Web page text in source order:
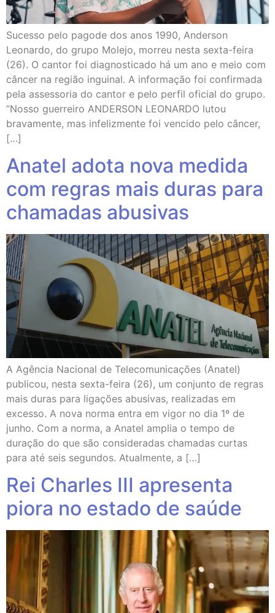
Sucesso pelo pagode dos anos 1990, Anderson
Leonardo, do grupo Molejo, morreu nesta sexta-feira
(26). O cantor foi diagnosticado há um ano e meio com
câncer na região inguinal. A informação foi confirmada
pela assessoria do cantor e pelo perfil oficial do grupo.
“Nosso guerreiro ANDERSON LEONARDO lutou
bravamente, mas infelizmente foi vencido pelo câncer,
[…]
Anatel adota nova medida
com regras mais duras para
chamadas abusivas
A Agência Nacional de Telecomunicações (Anatel)
publicou, nesta sexta-feira (26), um conjunto de regras
mais duras para ligações abusivas, realizadas em
excesso. A nova norma entra em vigor no dia 1º de
junho. Com a norma, a Anatel amplia o tempo de
duração do que são consideradas chamadas curtas
para até seis segundos. Atualmente, a […]
Rei Charles III apresenta
piora no estado de saúde